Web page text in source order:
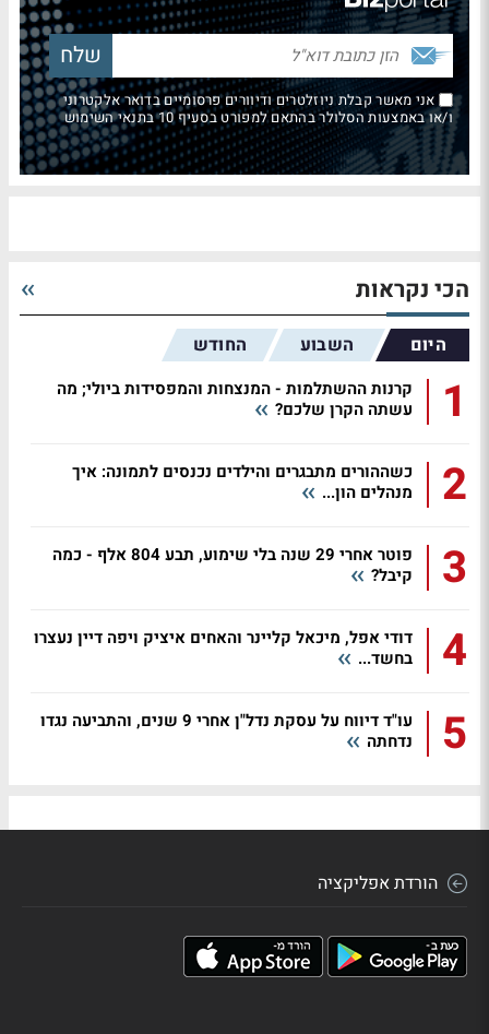
אני מאשר קבלת ניוזלטרים ודיוורים פרסומיים בדואר אלקטרוני
ו/או באמצעות הסלולר בהתאם למפורט בסעיף 10 בתנאי השימוש
הכי נקראות
היום השבוע החודש
1
קרנות ההשתלמות - המנצחות והמפסידות ביולי; מה
עשתה הקרן שלכם?
2
כשההורים מתבגרים והילדים נכנסים לתמונה: איך
מנהלים הון...
3
פוטר אחרי 29 שנה בלי שימוע, תבע 804 אלף - כמה
קיבל?
4
דודי אפל, מיכאל קליינר והאחים איציק ויפה דיין נעצרו
בחשד...
5
עו"ד דיווח על עסקת נדל"ן אחרי 9 שנים, והתביעה נגדו
נדחתה
הורדת אפליקציה